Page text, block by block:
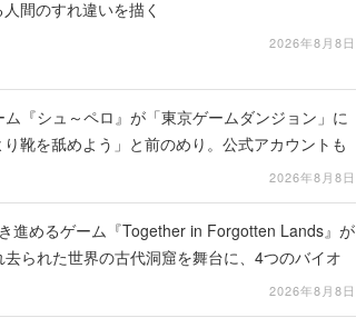
間のすれ違いを描く
2026年8月8日
『シュ～ペロ』が「東京ゲームダンジョン」に
靴を舐めよう」と前のめり。公式アカウントも
2026年8月8日
進めるゲーム『Together in Forgotten Lands』が
られた世界の古代洞窟を舞台に、4つのバイオ
2026年8月8日